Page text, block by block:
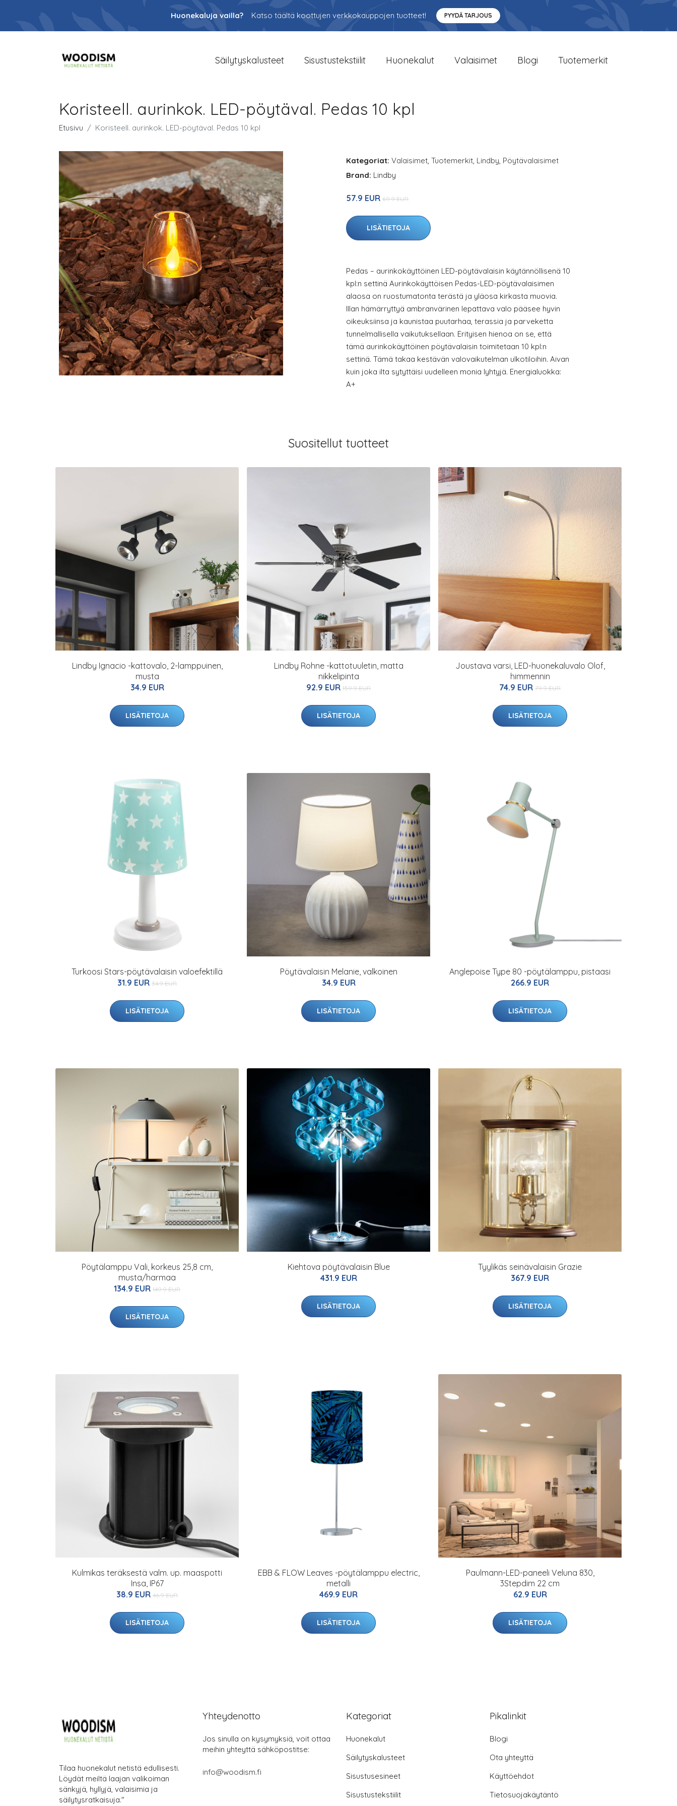
Huonekaluja vailla? Katso täältä koottujen verkkokauppojen tuotteet! PYYDÄ TARJOUS
Säilytyskalusteet Sisustustekstiilit Huonekalut Valaisimet Blogi Tuotemerkit
Koristeell. aurinkok. LED-pöytäval. Pedas 10 kpl
Etusivu Koristeell. aurinkok. LED-pöytäval. Pedas 10 kpl
Kategoriat: Valaisimet, Tuotemerkit, Lindby, Pöytävalaisimet
Brand: Lindby
57.9 EUR 69.9 EUR
LISÄTIETOJA
Pedas – aurinkokäyttöinen LED-pöytävalaisin käytännöllisenä 10
kpl:n settinä Aurinkokäyttöisen Pedas-LED-pöytävalaisimen
alaosa on ruostumatonta terästä ja yläosa kirkasta muovia.
Illan hämärryttyä ambranvärinen lepattava valo pääsee hyvin
oikeuksiinsa ja kaunistaa puutarhaa, terassia ja parveketta
tunnelmallisella vaikutuksellaan. Erityisen hienoa on se, että
tämä aurinkokäyttöinen pöytävalaisin toimitetaan 10 kpl:n
settinä. Tämä takaa kestävän valovaikutelman ulkotiloihin. Aivan
kuin joka ilta sytyttäisi uudelleen monia lyhtyjä. Energialuokka:
A+
Suositellut tuotteet
Lindby Ignacio -kattovalo, 2-lamppuinen,
musta
34.9 EUR
LISÄTIETOJA
Lindby Rohne -kattotuuletin, matta
nikkelipinta
92.9 EUR 159.9 EUR
LISÄTIETOJA
Joustava varsi, LED-huonekaluvalo Olof,
himmennin
74.9 EUR 79.9 EUR
LISÄTIETOJA
Turkoosi Stars-pöytävalaisin valoefektillä
31.9 EUR 34.9 EUR
LISÄTIETOJA
Pöytävalaisin Melanie, valkoinen
34.9 EUR
LISÄTIETOJA
Anglepoise Type 80 -pöytälamppu, pistaasi
266.9 EUR
LISÄTIETOJA
Pöytälamppu Vali, korkeus 25,8 cm,
musta/harmaa
134.9 EUR 149.9 EUR
LISÄTIETOJA
Kiehtova pöytävalaisin Blue
431.9 EUR
LISÄTIETOJA
Tyylikäs seinävalaisin Grazie
367.9 EUR
LISÄTIETOJA
Kulmikas teräksestä valm. up. maaspotti
Insa, IP67
38.9 EUR 46.9 EUR
LISÄTIETOJA
EBB & FLOW Leaves -pöytälamppu electric,
metalli
469.9 EUR
LISÄTIETOJA
Paulmann-LED-paneeli Veluna 830,
3Stepdim 22 cm
62.9 EUR
LISÄTIETOJA
Tilaa huonekalut netistä edullisesti.
Löydät meiltä laajan valikoiman
sänkyjä, hyllyjä, valaisimia ja
säilytysratkaisuja."
Yhteydenotto
Jos sinulla on kysymyksiä, voit ottaa
meihin yhteyttä sähköpostitse:
info@woodism.fi
Kategoriat
Huonekalut
Säilytyskalusteet
Sisustusesineet
Sisustustekstiilit
Pikalinkit
Blogi
Ota yhteyttä
Käyttöehdot
Tietosuojakäytäntö